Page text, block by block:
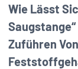
Wie Lässt
Zuführen